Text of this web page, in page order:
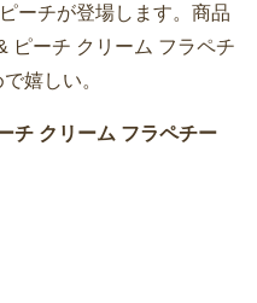
ーチが登場します。商品
ピーチ クリーム フラペチ
嬉しい。
チ クリーム フラペチー